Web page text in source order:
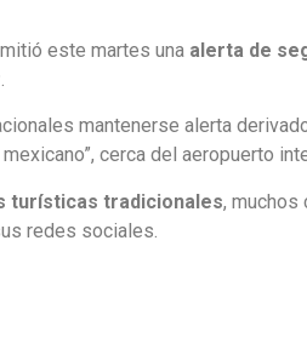
este martes una alerta de
mantenerse alerta
cerca del aeropuerto
turísticas tradicionales, muchos
redes sociales.